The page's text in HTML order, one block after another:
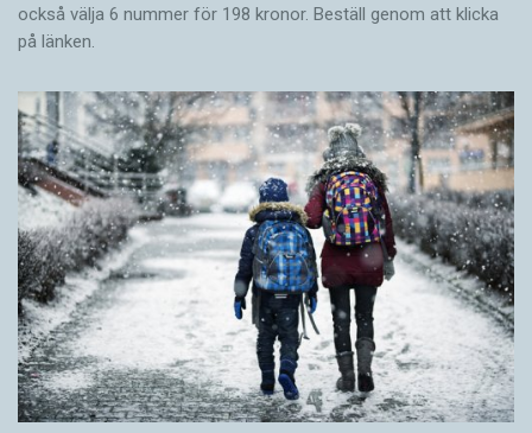
också välja 6 nummer för 198 kronor. Beställ genom att klicka
på länken.